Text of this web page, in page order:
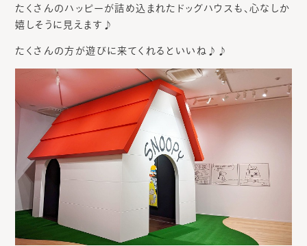
たくさんのハッピーが詰め込まれたドッグハウスも、心なしか
嬉しそうに見えます♪
たくさんの方が遊びに来てくれるといいね♪♪